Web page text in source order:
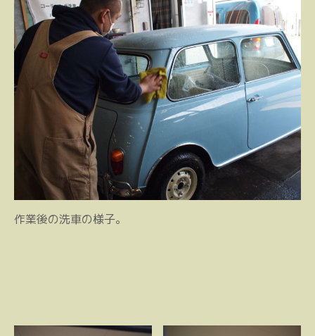
作業後の洗車の様子。